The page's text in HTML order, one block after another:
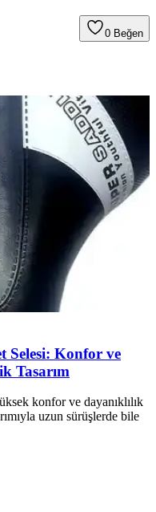
0 Beğen
Selesi: Konfor ve
Tasarım
konfor ve dayanıklılık
uzun sürüşlerde bile